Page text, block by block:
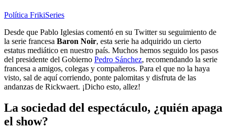
Política FrikiSeries
Desde que Pablo Iglesias comentó en su Twitter su seguimiento de
la serie francesa Baron Noir, esta serie ha adquirido un cierto
estatus mediático en nuestro país. Muchos hemos seguido los pasos
del presidente del Gobierno Pedro Sánchez, recomendando la serie
francesa a amigos, colegas y compañeros. Para el que no la haya
visto, sal de aquí corriendo, ponte palomitas y disfruta de las
andanzas de Rickwaert. ¡Dicho esto, allez!
La sociedad del espectáculo, ¿quién apaga
el show?